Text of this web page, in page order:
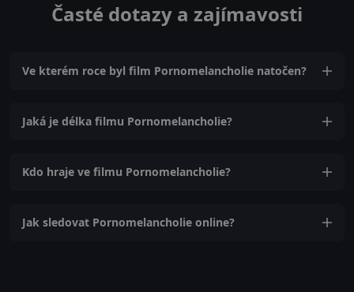
Časté dotazy a zajímavosti
Ve kterém roce byl film Pornomelancholie natočen?
Jaká je délka filmu Pornomelancholie?
Kdo hraje ve filmu Pornomelancholie?
Jak sledovat Pornomelancholie online?